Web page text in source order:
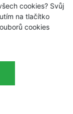
cookies? Svůj
na tlačítko
cookies
03206-001 -
Barber